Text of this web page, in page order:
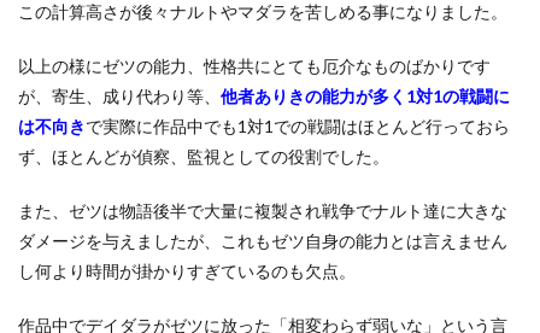
この計算高さが後々ナルトやマダラを苦しめる事になりました。
以上の様にゼツの能力、性格共にとても厄介なものばかりです
が、寄生、成り代わり等、 他者ありきの能力が多く1対1の戦闘に
は不向きで実際に作品中でも1対1での戦闘はほとんど行っておら
ず、ほとんどが偵察、監視としての役割でした。
また、ゼツは物語後半で大量に複製され戦争でナルト達に大きな
ダメージを与えましたが、これもゼツ自身の能力とは言えません
し何より時間が掛かりすぎているのも欠点。
作品中でデイダラがゼツに放った「相変わらず弱いな」という言